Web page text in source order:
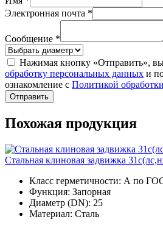
Электронная почта *
Сообщение *
Нажимая кнопку «Отправить», вы
обработку персональных данных и
ознакомление с Политикой
Отправить
Похожая продукция
Стальная клиновая задвижка
Класс герметичности: А по
Функция: Запорная
Диаметр (DN): 25
Материал: Сталь